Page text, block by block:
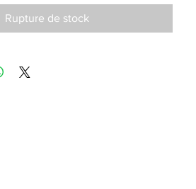
Rupture de stock